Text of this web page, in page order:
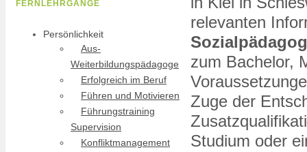
relevanten
zum Bachelor,
Zuge der
Studium oder
FERNLEHRGÄNGE
Persönlichkeit
Aus-
Weiterbildungspädagoge
Erfolgreich im Beruf
Führen und Motivieren
Führungstraining
Supervision
Konfliktmanagement